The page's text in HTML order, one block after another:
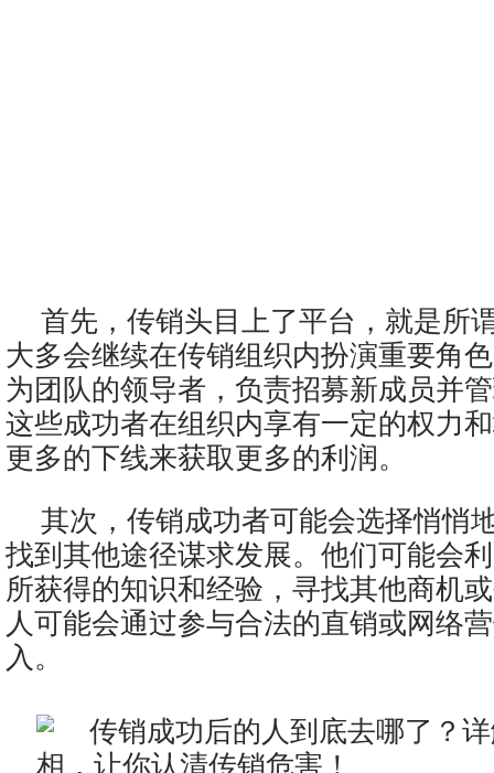
首先，传销头目上了平台，就是所
大多会继续在传销组织内扮演重要角
为团队的领导者，负责招募新成员并
这些成功者在组织内享有一定的权力
更多的下线来获取更多的利润。
其次，传销成功者可能会选择悄悄
找到其他途径谋求发展。他们可能会
所获得的知识和经验，寻找其他商机
人可能会通过参与合法的直销或网络
入。